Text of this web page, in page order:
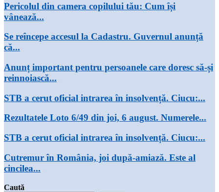
Pericolul din camera copilului tău: Cum își
vânează...
Se reîncepe accesul la Cadastru. Guvernul anunță
că...
Anunț important pentru persoanele care doresc să-și
reinnoiască...
STB a cerut oficial intrarea în insolvență. Ciucu:...
Rezultatele Loto 6/49 din joi, 6 august. Numerele...
STB a cerut oficial intrarea în insolvență. Ciucu:...
Cutremur în România, joi după-amiază. Este al
cincilea...
Caută